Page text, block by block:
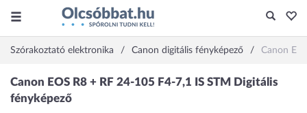
Szórakoztató elektronika Canon digitális fényképező Canon